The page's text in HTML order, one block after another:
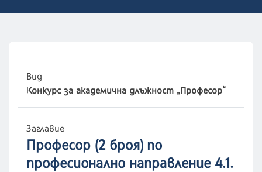
Вид
Конкурс за академична длъжност „Професор“
Заглавие
Професор (2 броя) по
професионално направление 4.1.